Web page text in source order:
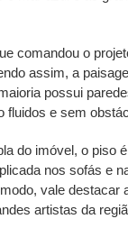
comandou o
assim, a
possui
fluidos e sem
do imóvel, o piso
nos sofás e
vale
artistas da